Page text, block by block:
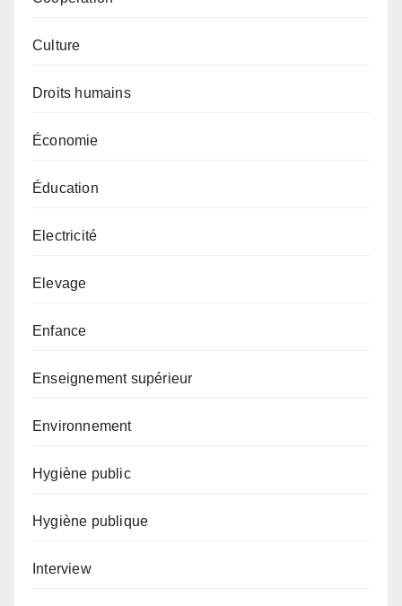
Culture
Droits humains
Économie
Éducation
Electricité
Elevage
Enfance
Enseignement supérieur
Environnement
Hygiène public
Hygiène publique
Interview